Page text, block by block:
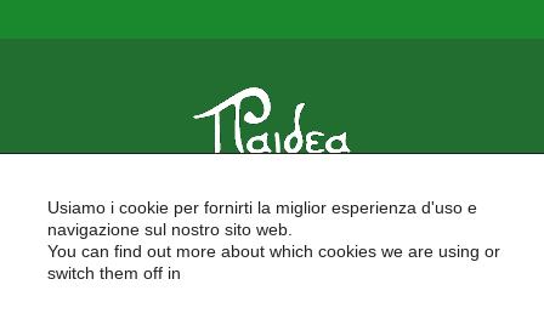
FORMAZIONE PER LE SCUOLE
FORMAZIONE PROFESSIONALE
PROGETTI EUROPEI
Usiamo i cookie per fornirti la miglior esperienza d'uso e
navigazione sul nostro sito web.
You can find out more about which cookies we are using or
switch them off in